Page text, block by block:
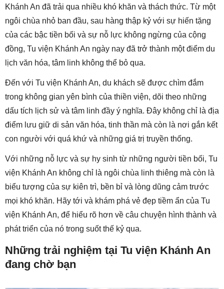
Khánh An đã trải qua nhiều khó khăn và thách thức. Từ một
ngôi chùa nhỏ ban đầu, sau hàng thập kỷ với sự hiến tặng
của các bậc tiền bối và sự nỗ lực không ngừng của cộng
đồng, Tu viện Khánh An ngày nay đã trở thành một điểm du
lịch văn hóa, tâm linh không thể bỏ qua.
Đến với Tu viện Khánh An, du khách sẽ được chìm đắm
trong không gian yên bình của thiền viện, dõi theo những
dấu tích lịch sử và tâm linh đầy ý nghĩa. Đây không chỉ là địa
điểm lưu giữ di sản văn hóa, tinh thần mà còn là nơi gắn kết
con người với quá khứ và những giá trị truyền thống.
Với những nỗ lực và sự hy sinh từ những người tiền bối, Tu
viện Khánh An không chỉ là ngôi chùa linh thiêng mà còn là
biểu tượng của sự kiên trì, bền bỉ và lòng dũng cảm trước
mọi khó khăn. Hãy tới và khám phá vẻ đẹp tiềm ẩn của Tu
viện Khánh An, để hiểu rõ hơn về câu chuyện hình thành và
phát triển của nó trong suốt thế kỷ qua.
Những trải nghiệm tại Tu viện Khánh An
đang chờ bạn